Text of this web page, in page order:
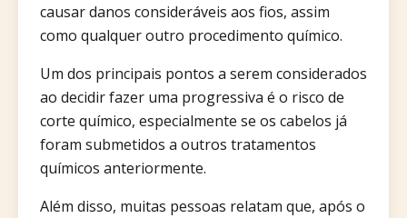
causar danos consideráveis aos fios, assim
como qualquer outro procedimento químico.
Um dos principais pontos a serem considerados
ao decidir fazer uma progressiva é o risco de
corte químico, especialmente se os cabelos já
foram submetidos a outros tratamentos
químicos anteriormente.
Além disso, muitas pessoas relatam que, após o